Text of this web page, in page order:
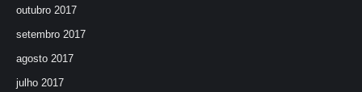
outubro 2017
setembro 2017
agosto 2017
julho 2017